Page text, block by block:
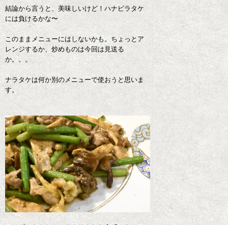
結論から言うと、美味しいけど！ハナビラタケ
には負けるかな〜
このままメニューにはしないかも。ちょっとア
レンジするか、炒めものは今回は見送る
か。。。
ナラタケは何か別のメニューで使おうと思いま
す。